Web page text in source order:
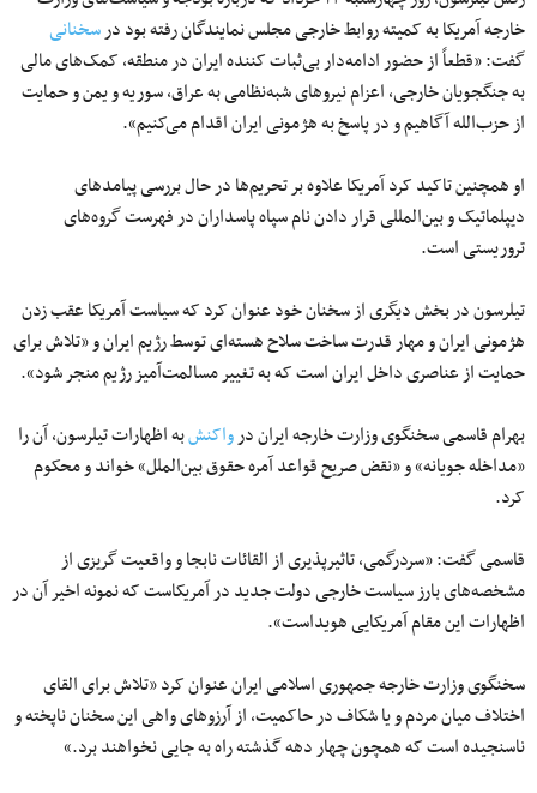
خارجه آمریکا به کمیته روابط خارجی مجلس نمایندگان رفته بود درسخنانی
گفت: «قطعاً از حضور ادامه‌دار بی‌ثبات کننده ایران در منطقه، کمک‌های مالی
به جنگجویان خارجی، اعزام نیروهای شبه‌نظامی به عراق، سوریه و یمن و حمایت
از حزب‌الله آگاهیم و در پاسخ به هژمونی ایران اقدام می‌کنیم».
او همچنین تاکید کرد آمریکا علاوه بر تحریم‌ها در حال بررسی پیامدهای
دیپلماتیک و بین‌المللی قرار دادن نام سپاه پاسداران در فهرست گروه‌های
تروریستی است.
تیلرسون در بخش دیگری از سخنان خود عنوان کرد که سیاست آمریکا عقب زدن
هژمونی ایران و مهار قدرت ساخت سلاح هسته‌ای توسط رژیم ایران و «تلاش برای
حمایت از عناصری داخل ایران است که به تغییر مسالمت‌آمیز رژیم منجر شود».
بهرام قاسمی سخنگوی وزارت خارجه ایران درواکنشبه اظهارات تیلرسون، آن را
«مداخله جویانه» و «نقض صریح قواعد آمره حقوق بین‌الملل» خواند و محکوم
کرد.
قاسمی گفت: «سردرگمی، تاثیرپذیری از القائات نابجا و واقعیت گریزی از
مشخصه‌های بارز سیاست خارجی دولت جدید در آمریکاست که نمونه اخیر آن در
اظهارات این مقام آمریکایی هویداست».
سخنگوی وزارت خارجه جمهوری اسلامی ایران عنوان کرد «تلاش برای القای
اختلاف میان مردم و یا شکاف در حاکمیت، از آرزوهای واهی این سخنان ناپخته و
ناسنجیده است که همچون چهار دهه گذشته راه به جایی نخواهند برد.»